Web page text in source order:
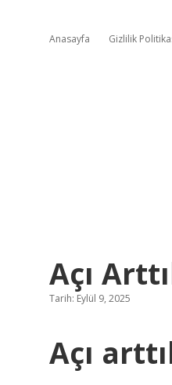
Anasayfa Gizlilik
Açı
Tarih: Eylül 9, 2025
Açı